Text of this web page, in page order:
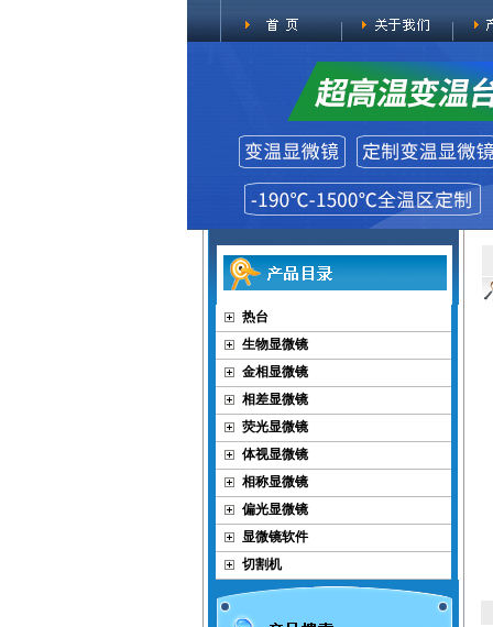
热台
生物显微镜
金相显微镜
相差显微镜
荧光显微镜
体视显微镜
相称显微镜
偏光显微镜
显微镜软件
切割机